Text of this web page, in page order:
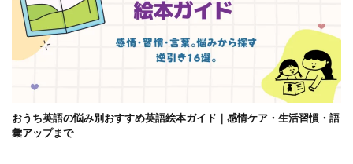
おうち英語の悩み別おすすめ英語絵本ガイド｜感情ケア・生活習慣・語
彙アップまで